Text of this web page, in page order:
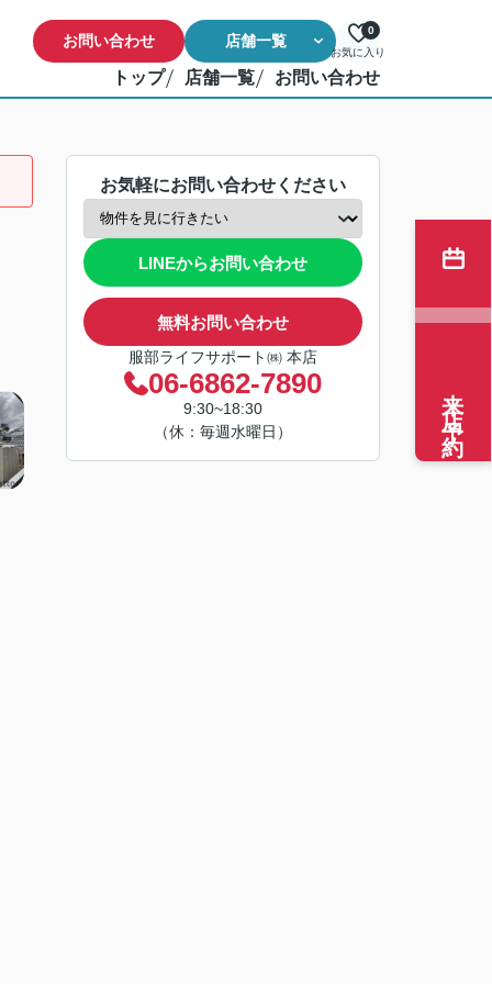
お問い合わせ 店舗一覧
お気に入り
0
トップ 店舗一覧 お問い合わせ
お気軽にお問い合わせください
LINEからお問い合わせ
無料お問い合わせ
服部ライフサポート㈱ 本店
06-6862-7890
9:30~18:30
（休：毎週水曜日）
来店予約